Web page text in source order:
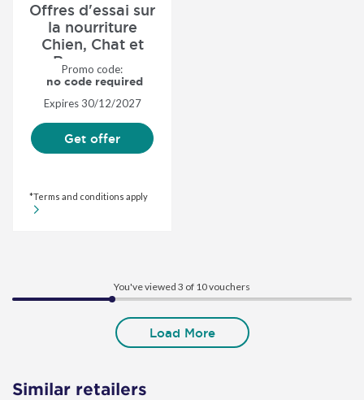
Offres d'essai sur
la nourriture
Chien, Chat et
Rongeur....
Promo code:
no code required
Expires 30/12/2027
*Terms and conditions apply
Get offer
You've viewed 3 of 10vouchers
Load More
Similar retailers